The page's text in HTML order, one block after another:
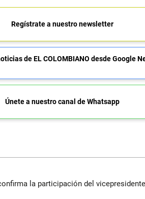
Regístrate a nuestro newsletter
de EL COLOMBIANO desde Google
Únete a nuestro canal de Whatsapp
la participación del